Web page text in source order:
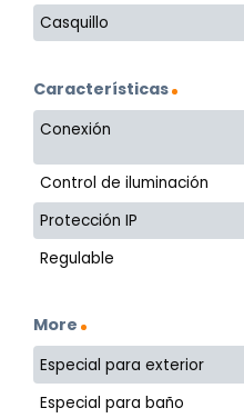
Casquillo
Características
Conexión
Control de iluminación
Protección IP
Regulable
More
Especial para exterior
Especial para baño